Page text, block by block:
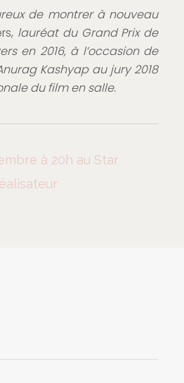
de montrer à nouveau
lauréat du Grand Prix de
en 2016, à l’occasion de
Kashyap au jury 2018
du film en salle.
à 20h au Star